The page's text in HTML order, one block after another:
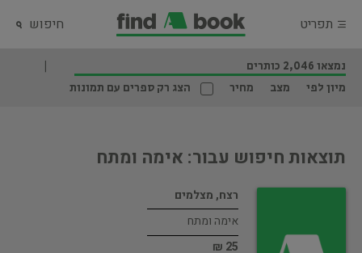
תפריט חיפוש
נמצאו 2,046 כותרים
מיון לפי
מצב מחיר הצג רק ספרים עם תמונות
תוצאות חיפוש עבור: אימה ומתח
רצח, מצלמים
אימה ומתח
25 ₪